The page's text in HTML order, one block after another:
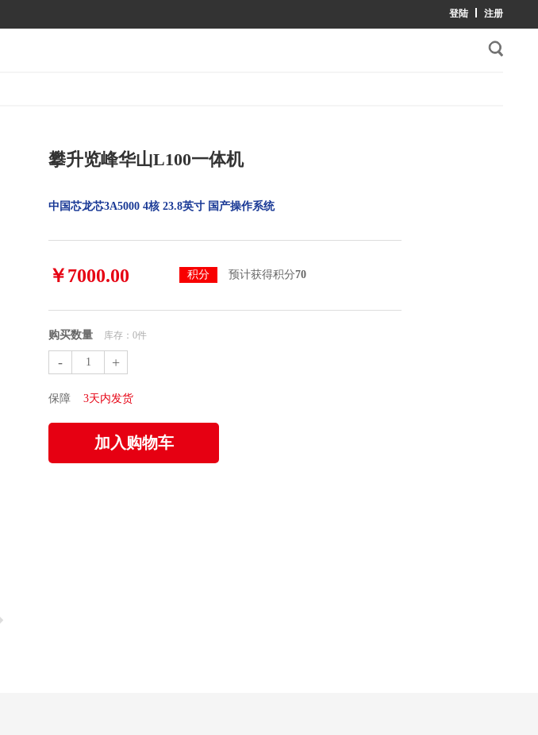
攀升览峰华山L100一体机
中国芯龙芯3A5000 4核 23.8英寸 国产操作系统
￥7000.00 积分 预计获得积分70
购买数量 库存：0件
- +
保障 3天内发货